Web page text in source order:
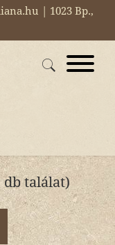
| 1023 Bp.,
db találat)